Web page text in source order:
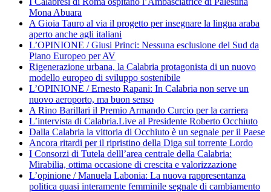
Mona Abuara
A Gioia Tauro al via il progetto per insegnare la lingua araba
aperto anche agli italiani
L’OPINIONE / Giusi Princi: Nessuna esclusione del Sud da
Piano Europeo per AV
Rigenerazione urbana, la Calabria protagonista di un nuovo
modello europeo di sviluppo sostenibile
L’OPINIONE / Ernesto Rapani: In Calabria non serve un
nuovo aeroporto, ma buon senso
A Rino Barillari il Premio Armando Curcio per la carriera
L’intervista di Calabria.Live al Presidente Roberto Occhiuto
Dalla Calabria la vittoria di Occhiuto è un segnale per il Paese
Ancora ritardi per il ripristino della Diga sul torrente Lordo
I Consorzi di Tutela delll’area centrale della Calabria:
Mirabilia, ottima occasione di crescita e valorizzazione
L’opinione / Manuela Labonia: La nuova rappresentanza
politica quasi interamente femminile segnale di cambiamento